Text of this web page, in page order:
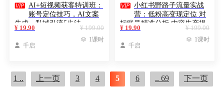
 AI+短视频获客特训班：
账号定位技巧，AI文案
生成，私域引流5步法
¥ 199.00
¥ 19.90
 千启
 1课时
 小红书野路子流量实战
营：低粉高变现定位 对
标账号精准分析 内容生产提
效
¥ 199.00
¥ 19.90
 千启
 1课时
1 .. 上一页 3 4 5 6 .. 69 下一页